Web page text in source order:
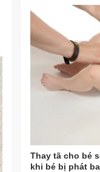
Thay tã cho bé
khi bé bị phát